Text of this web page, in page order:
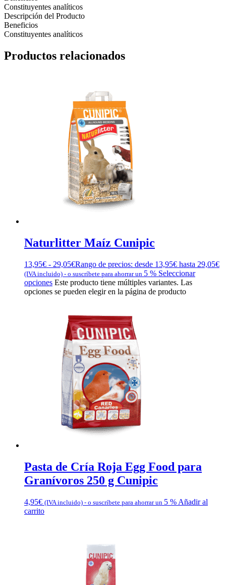
Constituyentes analíticos
Descripción del Producto
Beneficios
Constituyentes analíticos
Productos relacionados
Naturlitter Maíz Cunipic
13,95€ - 29,05€Rango de precios: desde 13,95€ hasta 29,05€
(IVA incluido) - o suscríbete para ahorrar un 5 % Seleccionar
opciones Este producto tiene múltiples variantes. Las
opciones se pueden elegir en la página de producto
Pasta de Cría Roja Egg Food para
Granívoros 250 g Cunipic
4,95€ (IVA incluido) - o suscríbete para ahorrar un 5 % Añadir al
carrito